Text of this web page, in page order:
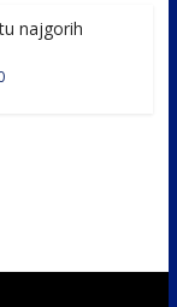
najgorih